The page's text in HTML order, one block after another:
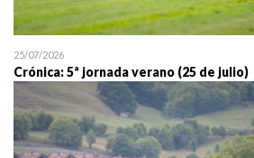
25/07/2026
Crónica: 5ª jornada verano (25 de julio)